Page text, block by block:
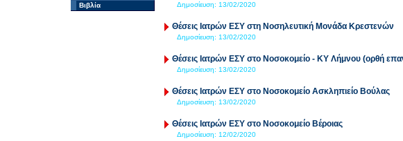
Βιβλία
Δημοσίευση: 13/02/2020
Θέσεις Ιατρών ΕΣΥ στη Νοσηλευτική Μονάδα Κρεστενών
Δημοσίευση: 13/02/2020
Θέσεις Ιατρών ΕΣΥ στο Νοσοκομείο - ΚΥ Λήμνου (ορθή
Δημοσίευση: 13/02/2020
Θέσεις Ιατρών ΕΣΥ στο Νοσοκομείο Ασκληπιείο Βούλας
Δημοσίευση: 13/02/2020
Θέσεις Ιατρών ΕΣΥ στο Νοσοκομείο Βέροιας
Δημοσίευση: 12/02/2020